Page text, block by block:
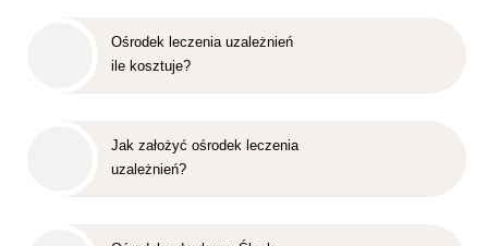
Ośrodek leczenia uzależnień
ile kosztuje?
Jak założyć ośrodek leczenia
uzależnień?